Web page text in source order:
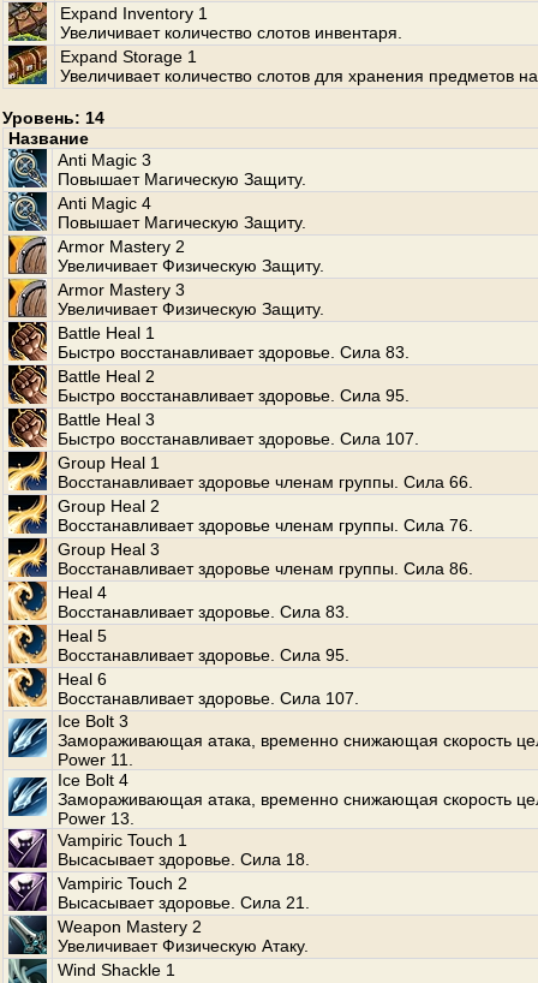
Expand Inventory 1
Увеличивает количество слотов инвентаря.
Expand Storage 1
Увеличивает количество слотов для хранения предметов
Уровень: 14
Название
Anti Magic 3
Повышает Магическую Защиту.
Anti Magic 4
Повышает Магическую Защиту.
Armor Mastery 2
Увеличивает Физическую Защиту.
Armor Mastery 3
Увеличивает Физическую Защиту.
Battle Heal 1
Быстро восстанавливает здоровье. Сила 83.
Battle Heal 2
Быстро восстанавливает здоровье. Сила 95.
Battle Heal 3
Быстро восстанавливает здоровье. Сила 107.
Group Heal 1
Восстанавливает здоровье членам группы. Сила 66.
Group Heal 2
Восстанавливает здоровье членам группы. Сила 76.
Group Heal 3
Восстанавливает здоровье членам группы. Сила 86.
Heal 4
Восстанавливает здоровье. Сила 83.
Heal 5
Восстанавливает здоровье. Сила 95.
Heal 6
Восстанавливает здоровье. Сила 107.
Ice Bolt 3
Замораживающая атака, временно снижающая скорость
Power 11.
Ice Bolt 4
Замораживающая атака, временно снижающая скорость
Power 13.
Vampiric Touch 1
Высасывает здоровье. Сила 18.
Vampiric Touch 2
Высасывает здоровье. Сила 21.
Weapon Mastery 2
Увеличивает Физическую Атаку.
Wind Shackle 1